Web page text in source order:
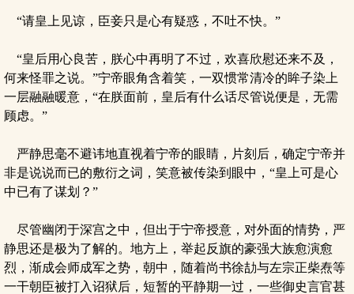
“请皇上见谅，臣妾只是心有疑惑，不吐不快。”
“皇后用心良苦，朕心中再明了不过，欢喜欣慰还来不及，
何来怪罪之说。”宁帝眼角含着笑，一双惯常清冷的眸子染上
一层融融暖意，“在朕面前，皇后有什么话尽管说便是，无需
顾虑。”
严静思毫不避讳地直视着宁帝的眼睛，片刻后，确定宁帝并
非是说说而已的敷衍之词，笑意被传染到眼中，“皇上可是心
中已有了谋划？”
尽管幽闭于深宫之中，但出于宁帝授意，对外面的情势，严
静思还是极为了解的。地方上，举起反旗的豪强大族愈演愈
烈，渐成会师成军之势，朝中，随着尚书徐劼与左宗正柴焘等
一干朝臣被打入诏狱后，短暂的平静期一过，一些御史言官甚